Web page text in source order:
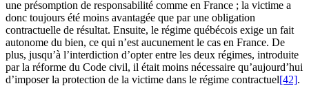
une présomption de responsabilité comme en France ; la victime a
donc toujours été moins avantagée que par une obligation
contractuelle de résultat. Ensuite, le régime québécois exige un fait
autonome du bien, ce qui n’est aucunement le cas en France. De
plus, jusqu’à l’interdiction d’opter entre les deux régimes, introduite
par la réforme du Code civil, il était moins nécessaire qu’aujourd’hui
d’imposer la protection de la victime dans le régime contractuel[42].